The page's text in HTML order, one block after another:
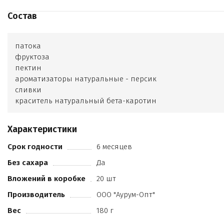
Состав
патока
фруктоза
пектин
ароматизаторы натуральные - персик
сливки
краситель натуральный бета-каротин
Характеристики
Срок годности
6 месяцев
Без сахара
Да
Вложений в коробке
20 шт
Производитель
ООО "Аурум-Опт"
Вес
180 г